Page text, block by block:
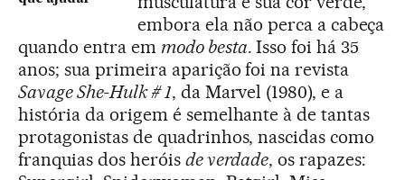
embora ela não perca a cabeça
quando entra em modo besta. Isso foi há 35
anos; sua primeira aparição foi na revista
Savage She-Hulk # 1, da Marvel (1980), e a
história da origem é semelhante à de tantas
protagonistas de quadrinhos, nascidas como
franquias dos heróis de verdade, os rapazes: